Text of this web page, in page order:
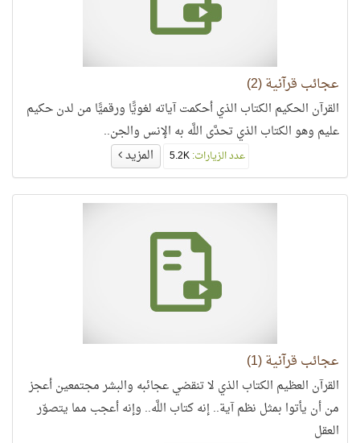
عجائب قرآنية (2)
القرآن الحكيم الكتاب الذي أحكمت آياته لغويًّا ورقميًّا من لدن حكيم
عليم وهو الكتاب الذي تحدَّى اللَّه به الإنس والجن..
عدد الزيارات: المزيد
عجائب قرآنية (1)
القرآن العظيم الكتاب الذي لا تنقضي عجائبه والبشر مجتمعين أعجز
من أن يأتوا بمثل نظم آية.. إنه كتاب اللَّه.. وإنه أعجب مما يتصوّر
العقل